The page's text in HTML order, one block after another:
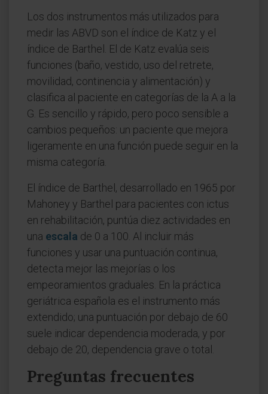
Los dos instrumentos más utilizados para
medir las ABVD son el índice de Katz y el
índice de Barthel. El de Katz evalúa seis
funciones (baño, vestido, uso del retrete,
movilidad, continencia y alimentación) y
clasifica al paciente en categorías de la A a la
G. Es sencillo y rápido, pero poco sensible a
cambios pequeños: un paciente que mejora
ligeramente en una función puede seguir en la
misma categoría.
El índice de Barthel, desarrollado en 1965 por
Mahoney y Barthel para pacientes con ictus
en rehabilitación, puntúa diez actividades en
una escala de 0 a 100. Al incluir más
funciones y usar una puntuación continua,
detecta mejor las mejorías o los
empeoramientos graduales. En la práctica
geriátrica española es el instrumento más
extendido; una puntuación por debajo de 60
suele indicar dependencia moderada, y por
debajo de 20, dependencia grave o total.
Preguntas frecuentes